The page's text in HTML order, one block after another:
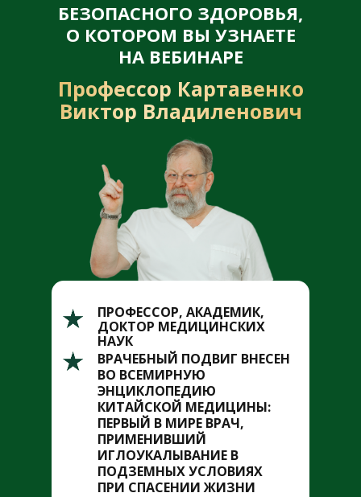
Профессор Картавенко
Виктор Владиленович
ПРОФЕССОР, АКАДЕМИК,
ДОКТОР МЕДИЦИНСКИХ
НАУК
ВРАЧЕБНЫЙ ПОДВИГ ВНЕСЕН
ВО ВСЕМИРНУЮ
ЭНЦИКЛОПЕДИЮ
КИТАЙСКОЙ МЕДИЦИНЫ:
ПЕРВЫЙ В МИРЕ ВРАЧ,
ПРИМЕНИВШИЙ
ИГЛОУКАЛЫВАНИЕ В
ПОДЗЕМНЫХ УСЛОВИЯХ
ПРИ СПАСЕНИИ ЖИЗНИ
БЕЗОПАСНОГО ЗДОРОВЬЯ,
О КОТОРОМ ВЫ УЗНАЕТЕ
НА ВЕБИНАРЕ